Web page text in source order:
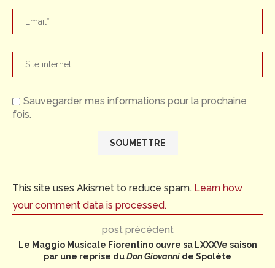
Sauvegarder mes informations pour la prochaine
fois.
This site uses Akismet to reduce spam. Learn how
your comment data is processed.
post précédent
Le Maggio Musicale Fiorentino ouvre sa LXXXVe saison
par une reprise duDon Giovanni de Spolète